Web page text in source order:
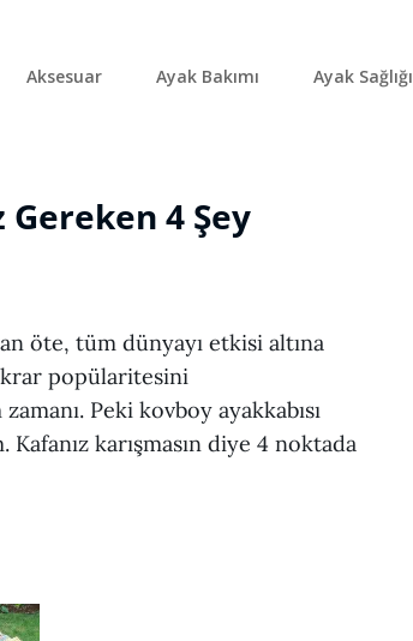
Aksesuar Ayak Bakımı Ayak Sağlığı
4 Şey
öte, tüm dünyayı etkisi altına
popülaritesini
Peki kovboy ayakkabısı
karışmasın diye 4 noktada